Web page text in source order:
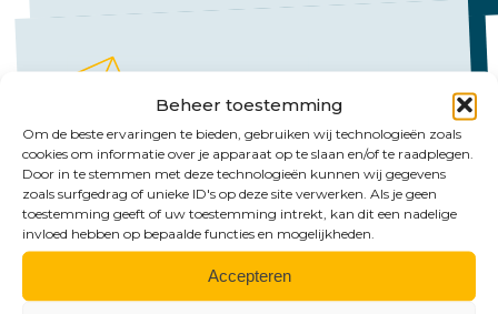
Beheer toestemming
Om de beste ervaringen te bieden, gebruiken wij technologieën zoals
cookies om informatie over je apparaat op te slaan en/of te raadplegen.
Door in te stemmen met deze technologieën kunnen wij gegevens
zoals surfgedrag of unieke ID's op deze site verwerken. Als je geen
toestemming geeft of uw toestemming intrekt, kan dit een nadelige
invloed hebben op bepaalde functies en mogelijkheden.
Accepteren
Mail ons
Emmen:
emmen@hlb-nannen.nl
groningen@hlb-nannen.nl